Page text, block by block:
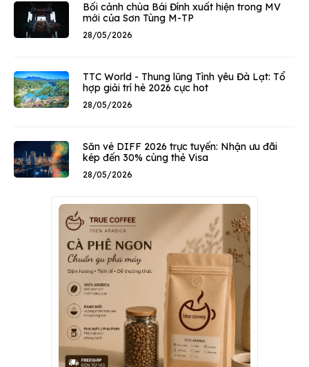
Bối cảnh chùa Bái Đính xuất hiện trong MV
mới của Sơn Tùng M-TP
28/05/2026
TTC World - Thung lũng Tình yêu Đà Lạt: Tổ
hợp giải trí hè 2026 cực hot
28/05/2026
Săn vé DIFF 2026 trực tuyến: Nhận ưu đãi
kép đến 30% cùng thẻ Visa
28/05/2026